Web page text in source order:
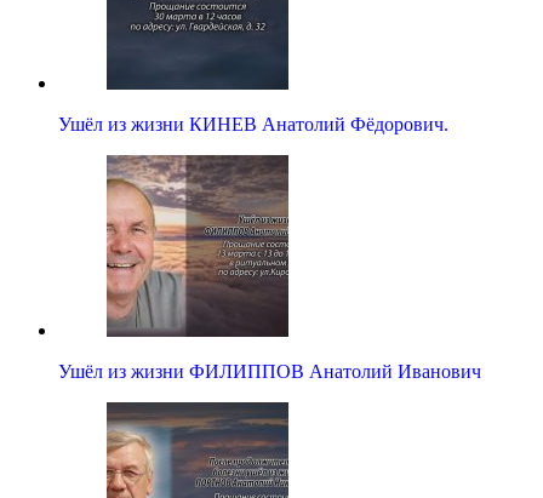
Ушёл из жизни КИНЕВ Анатолий Фёдорович.
Ушёл из жизни ФИЛИППОВ Анатолий Иванович